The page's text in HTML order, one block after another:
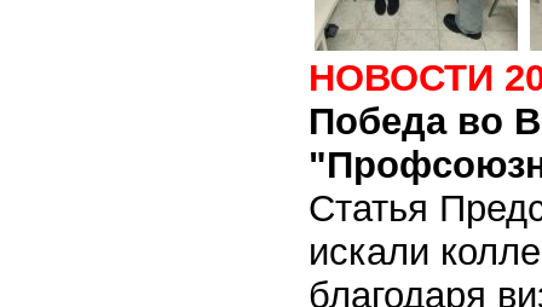
НОВОСТИ
Победа во
Статья
искали
благодаря